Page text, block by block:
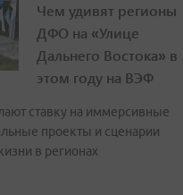
Чем удивят регионы
ДФО на «Улице
Дальнего Востока» в
этом году на ВЭФ
ставку на иммерсивные
проекты и сценарии
в регионах